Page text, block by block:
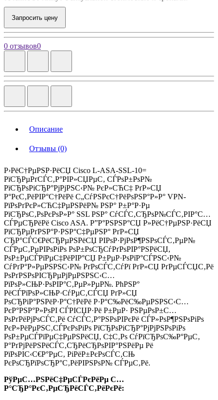
Запросить цену
0 отзывов0
Описание
Отзывы (0)
Р›РёС†РµРЅР·РёСЏ Cisco L-ASA-SSL-10=
РїСЂРµРґСЃС‚Р°РІР»СЏРµС‚ СЃРѕР±РѕР№
РїСЂРѕРіСЂР°РјРјРЅС‹Р№ РєР»СЋС‡ РґР»СЏ
Р°РєС‚РёРІР°С†РёРё С„СѓРЅРєС†РёРѕРЅР°Р»Р° VPN-
РїРѕРґРєР»СЋС‡РµРЅРёР№ РЅР° Р±Р°Р·Рµ
РїСЂРѕС‚РѕРєРѕР»Р° SSL РЅР° СѓСЃС‚СЂРѕР№СЃС‚РІР°С…
СЃРµСЂРёРё Cisco ASA. Р”Р°РЅРЅР°СЏ Р»РёС†РµРЅР·РёСЏ
РїСЂРµРґРЅР°Р·РЅР°С‡РµРЅР° РґР»СЏ
СЂР°СЃС€РёСЂРµРЅРёСЏ РІРѕР·РјРѕР¶РЅРѕСЃС‚РµР№
СЃРµС‚РµРІРѕРіРѕ РѕР±РѕСЂСѓРґРѕРІР°РЅРёСЏ,
РѕР±РµСЃРїРµС‡РёРІР°СЏ Р±РµР·РѕРїР°СЃРЅС‹Р№
СѓРґР°Р»РµРЅРЅС‹Р№ РґРѕСЃС‚СѓРї РґР»СЏ РґРµСЃСЏС‚Рё
РѕРґРЅРѕРІСЂРµРјРµРЅРЅС‹С…
РїРѕР»СЊР·РѕРІР°С‚РµР»РµР№. РћРЅР°
РёСЃРїРѕР»СЊР·СѓРµС‚СЃСЏ РґР»СЏ
РѕСЂРіР°РЅРёР·Р°С†РёРё Р·Р°С‰РёС‰РµРЅРЅС‹С…
РєР°РЅР°Р»РѕРІ СЃРІСЏР·Рё Р±РµР· РЅРµРѕР±С…
РѕРґРёРјРѕСЃС‚Рё СѓСЃС‚Р°РЅРѕРІРєРё СЃР»РѕР¶РЅРѕРіРѕ
РєР»РёРµРЅС‚СЃРєРѕРіРѕ РїСЂРѕРіСЂР°РјРјРЅРѕРіРѕ
РѕР±РµСЃРїРµС‡РµРЅРёСЏ, С‡С‚Рѕ СѓРїСЂРѕС‰Р°РµС‚
Р°РґРјРёРЅРёСЃС‚СЂРёСЂРѕРІР°РЅРёРµ Рё
РїРѕРІС‹С€Р°РµС‚ РіРёР±РєРѕСЃС‚СЊ
РєРѕСЂРїРѕСЂР°С‚РёРІРЅРѕР№ СЃРµС‚Рё.
РўРµС…РЅРёС‡РµСЃРєРёРµ С…
Р°СЂР°РєС‚РµСЂРёСЃС‚РёРєРё: